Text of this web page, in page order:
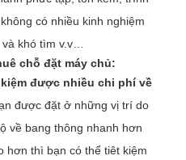
có nhiều kinh nghiệm
và khó tìm v.v…
chỗ đặt máy chủ:
được nhiều chi phí về
được đặt ở những vị trí do
về bang thông nhanh hơn
hơn thì bạn có thể tiêt kiệm